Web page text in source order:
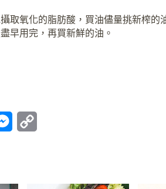
取氧化的脂肪酸，買油儘量挑新榨
早用完，再買新鮮的油。
M
s